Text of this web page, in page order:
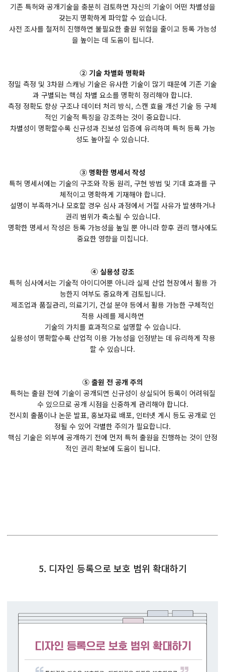
기존 특허와 공개기술을 충분히 검토하면 자신의 기술이 어떤 차별성을
갖는지 명확하게 파악할 수 있습니다.
사전 조사를 철저히 진행하면 불필요한 출원 위험을 줄이고 등록 가능성
을 높이는 데 도움이 됩니다.
② 기술 차별화 명확화
정밀 측정 및 3차원 스캐닝 기술은 유사한 기술이 많기 때문에 기존 기술
과 구별되는 핵심 차별 요소를 명확히 정리해야 합니다.
측정 정확도 향상 구조나 데이터 처리 방식, 스캔 효율 개선 기술 등 구체
적인 기술적 특징을 강조하는 것이 중요합니다.
차별성이 명확할수록 신규성과 진보성 입증에 유리하며 특허 등록 가능
성도 높아질 수 있습니다.
③ 명확한 명세서 작성
특허 명세서에는 기술의 구조와 작동 원리, 구현 방법 및 기대 효과를 구
체적이고 명확하게 기재해야 합니다.
설명이 부족하거나 모호할 경우 심사 과정에서 거절 사유가 발생하거나
권리 범위가 축소될 수 있습니다.
명확한 명세서 작성은 등록 가능성을 높일 뿐 아니라 향후 권리 행사에도
중요한 영향을 미칩니다.
④ 실용성 강조
특허 심사에서는 기술적 아이디어뿐 아니라 실제 산업 현장에서 활용 가
능한지 여부도 중요하게 검토됩니다.
제조업과 품질관리, 의료기기, 건설 분야 등에서 활용 가능한 구체적인
적용 사례를 제시하면
기술의 가치를 효과적으로 설명할 수 있습니다.
실용성이 명확할수록 산업적 이용 가능성을 인정받는 데 유리하게 작용
할 수 있습니다.
⑤ 출원 전 공개 주의
특허는 출원 전에 기술이 공개되면 신규성이 상실되어 등록이 어려워질
수 있으므로 공개 시점을 신중하게 관리해야 합니다.
전시회 출품이나 논문 발표, 홍보자료 배포, 인터넷 게시 등도 공개로 인
정될 수 있어 각별한 주의가 필요합니다.
핵심 기술은 외부에 공개하기 전에 먼저 특허 출원을 진행하는 것이 안정
적인 권리 확보에 도움이 됩니다.
5. 디자인 등록으로 보호 범위 확대하기